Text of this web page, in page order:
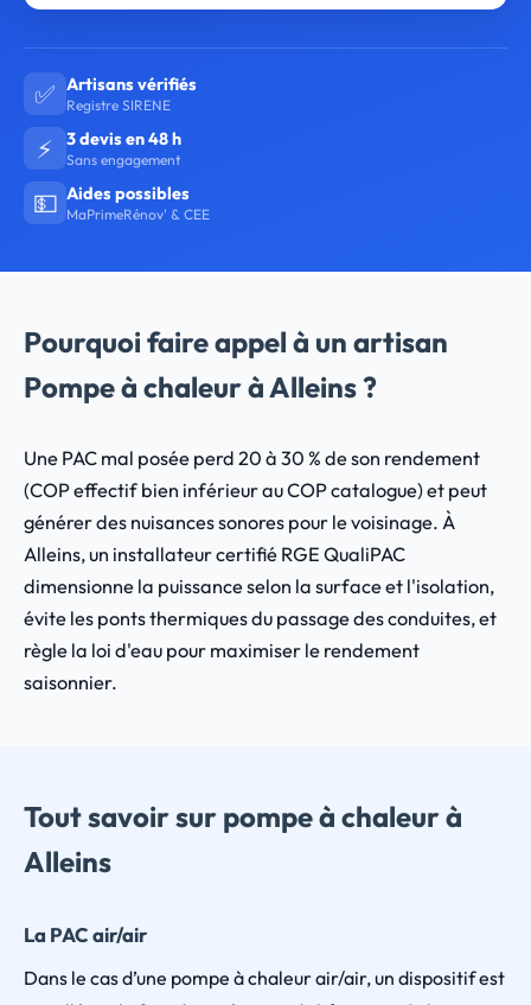
✅ Artisans vérifiés
Registre SIRENE
⚡ 3 devis en 48 h
Sans engagement
💵 Aides possibles
MaPrimeRénov' & CEE
Pourquoi faire appel à un artisan
Pompe à chaleur à Alleins ?
Une PAC mal posée perd 20 à 30 % de son rendement
(COP effectif bien inférieur au COP catalogue) et peut
générer des nuisances sonores pour le voisinage. À
Alleins, un installateur certifié RGE QualiPAC
dimensionne la puissance selon la surface et l'isolation,
évite les ponts thermiques du passage des conduites, et
règle la loi d'eau pour maximiser le rendement
saisonnier.
Tout savoir sur pompe à chaleur à
Alleins
La PAC air/air
Dans le cas d’une pompe à chaleur air/air, un dispositif est